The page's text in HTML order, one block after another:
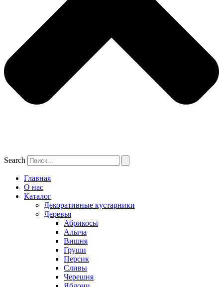
Search
Главная
О нас
Каталог
Декоративные кустарники
Деревья
Абрикосы
Алыча
Вишня
Груши
Персик
Сливы
Черешня